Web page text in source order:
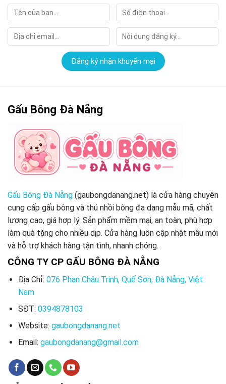
Gấu Bông Đà Nẵng
Gấu Bông Đà Nẵng (gaubongdanang.net) là cửa hàng chuyên
cung cấp gấu bông và thú nhồi bông đa dạng mẫu mã, chất
lượng cao, giá hợp lý. Sản phẩm mềm mại, an toàn, phù hợp
làm quà tặng cho nhiều dịp. Cửa hàng luôn cập nhật mẫu mới
và hỗ trợ khách hàng tận tình, nhanh chóng.
CÔNG TY CP GẤU BÔNG ĐÀ NẴNG
Địa Chỉ: 076 Phan Châu Trinh, Quế Sơn, Đà Nẵng, Việt
Nam
SĐT: 0394878103
Website: gaubongdanang.net
Email: gaubongdanang@gmail.com